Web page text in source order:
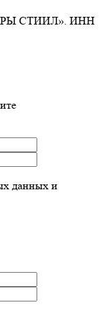
СТИИЛ». ИНН
данных и